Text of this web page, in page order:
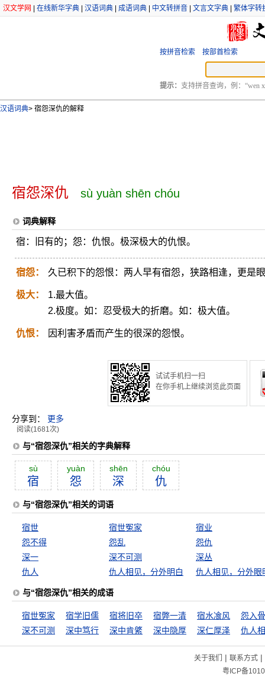
汉文学网 在线新华字典 汉语词典 成语词典 中文转拼音 文言文字典 繁体字转
按拼音检索 按部首检索
提示： 支持拼音查询，例：“wen
汉语词典> 宿怨深仇的解释
宿怨深仇 sù yuàn shēn chóu
词典解释
宿：旧有的；怨：仇恨。极深极大的仇恨。
宿怨： 久已积下的怨恨：两人早有宿怨，狭路相逢，更是
极大：
1.最大值。
2.极度。如：忍受极大的折磨。如：极大值。
仇恨： 因利害矛盾而产生的很深的怨恨。
试试手机扫一扫
在你手机上继续浏览此页面
分享到： 更多
阅读(1681次)
与“宿怨深仇”相关的字典解释
sù
宿
yuàn
怨
shēn
深
chóu
仇
与“宿怨深仇”相关的词语
宿世 宿世冤家
宿业
怨不得
怨乱
怨仇
深一
深不可测
深丛
仇人
仇人相见，分外明白 仇人相见，分外眼
与“宿怨深仇”相关的成语
宿世冤家 宿学旧儒 宿将旧卒 宿弊一清 宿水飡风
怨入
深不可测
深中笃行 深中肯綮 深中隐厚 深仁厚泽
关于我们 | 联系方式|
粤ICP备